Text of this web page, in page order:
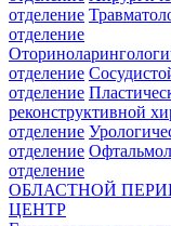
отделение
отделение
отделение
отделение
реконструктивной
отделение
отделение
отделение
ОБЛАСТНОЙ
ЦЕНТР